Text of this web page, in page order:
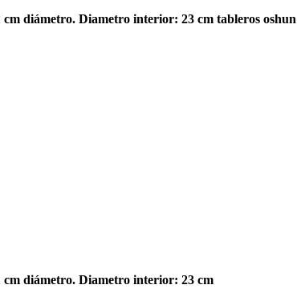
diámetro. Diametro interior: 23 cm tableros oshun
diámetro. Diametro interior: 23 cm